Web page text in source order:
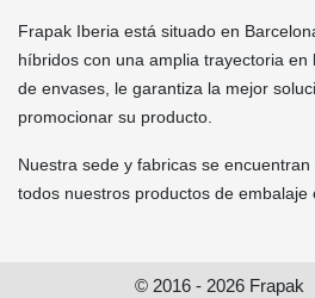
Frapak Iberia está situado en
híbridos con una amplia trayectoria en
de envases, le garantiza la mejor
promocionar su producto.
Nuestra sede y fabricas se
todos nuestros productos de embalaje
© 2016 - 2026 Frapak